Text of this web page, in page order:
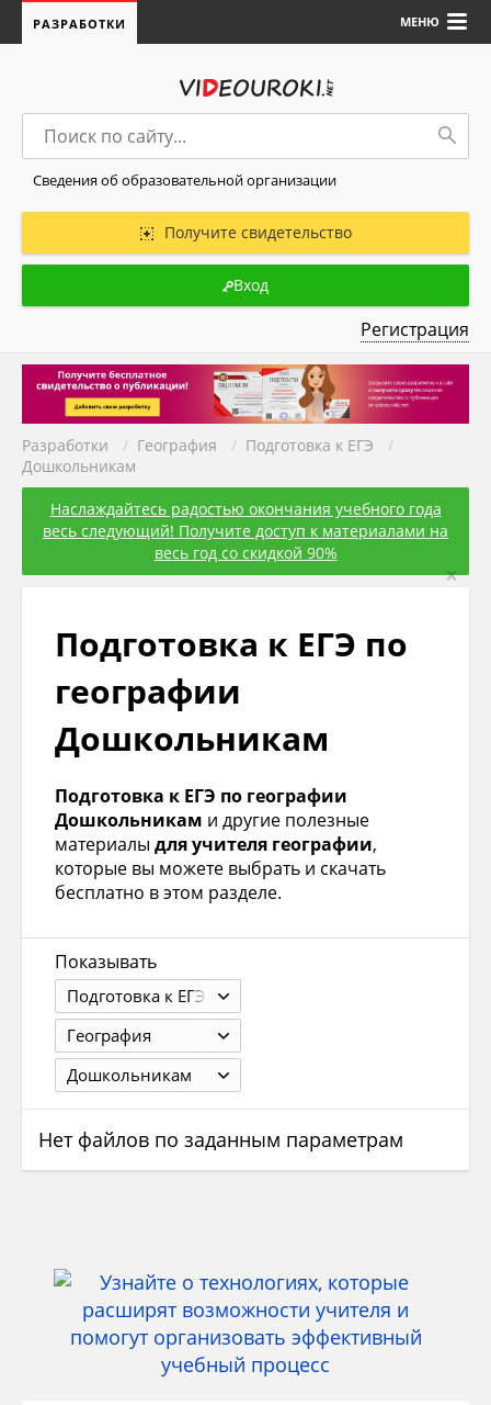
МЕНЮ
РАЗРАБОТКИ
Сведения об образовательной организации
Получите свидетельство
Вход
Регистрация
Разработки / География / Подготовка к ЕГЭ
/
Дошкольникам
Наслаждайтесь радостью окончания учебного года
весь следующий! Получите доступ к материалами на
весь год со скидкой 90%
×
Подготовка к ЕГЭ по
географии
Дошкольникам
Подготовка к ЕГЭ по географии
Дошкольникам и другие полезные
материалы для учителя географии,
которые вы можете выбрать и скачать
бесплатно в этом разделе.
Показывать
Подготовка к ЕГЭ
География
Дошкольникам
Нет файлов по заданным параметрам